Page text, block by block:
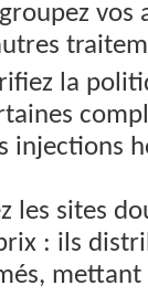
vos
la
injections
les sites
: ils